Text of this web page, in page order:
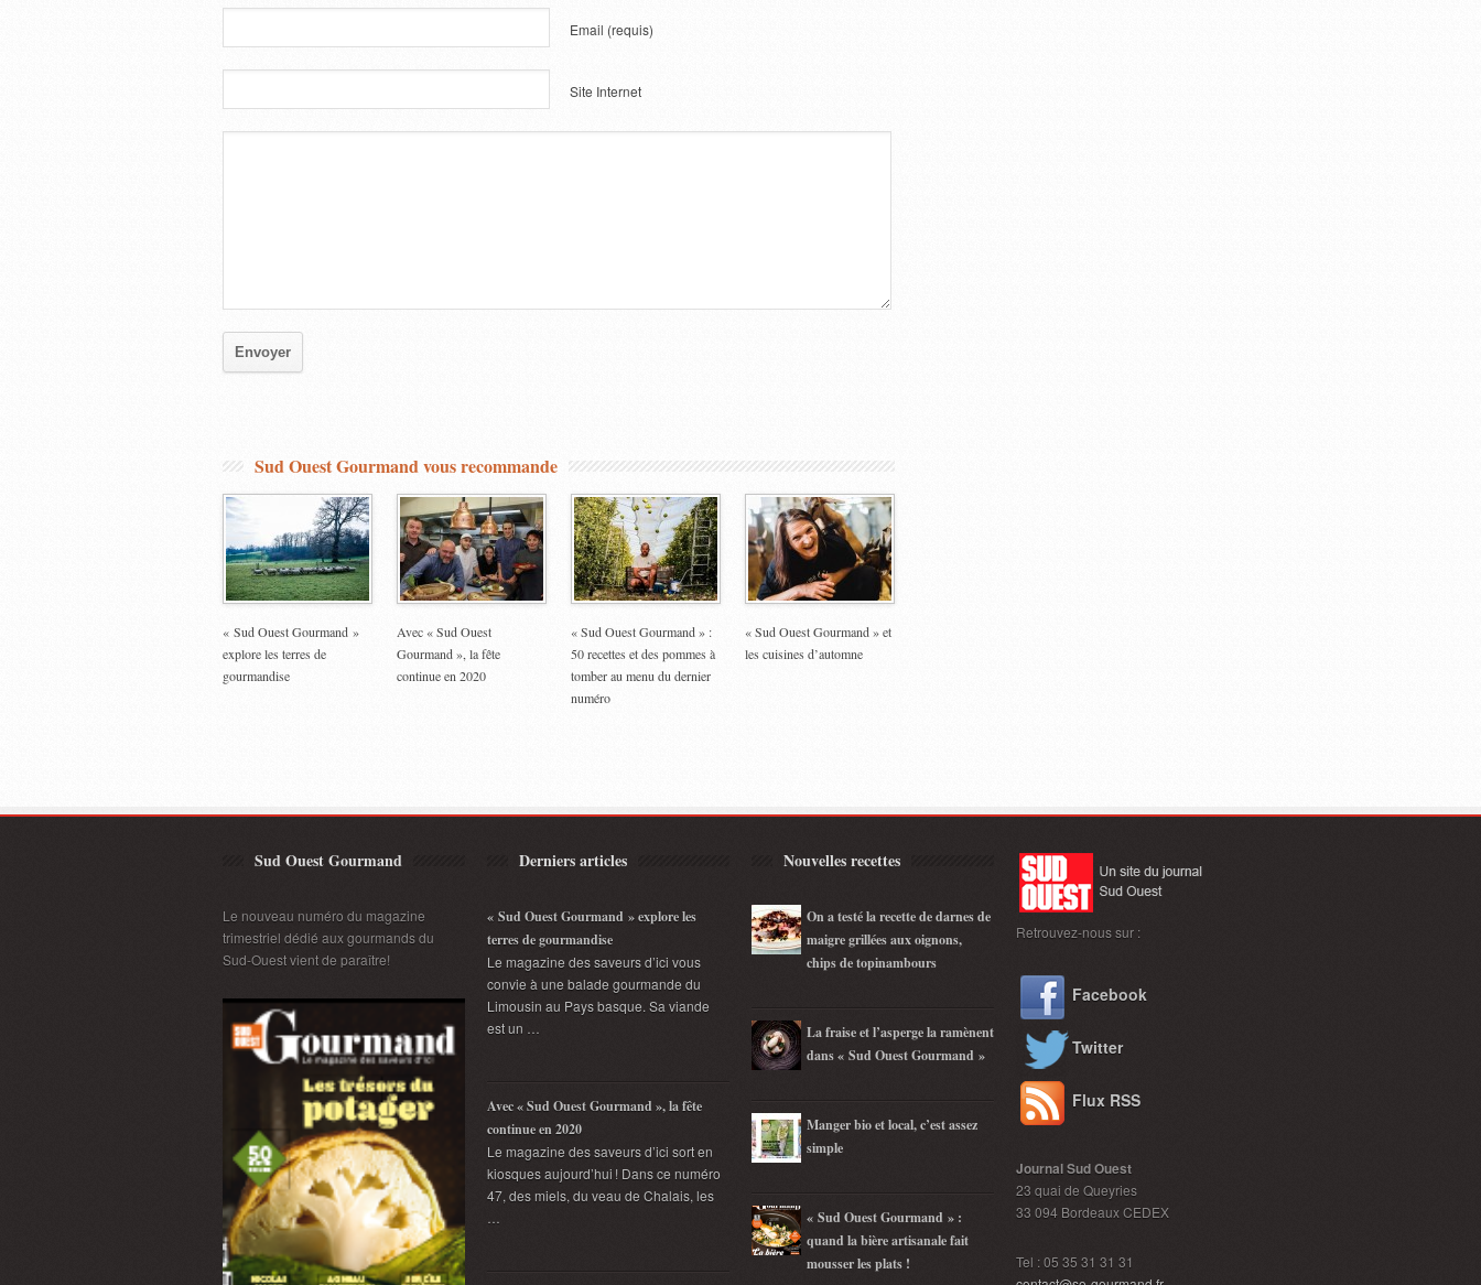
Email (requis)
Site Internet
Sud Ouest Gourmand vous recommande
« Sud Ouest Gourmand »
explore les terres de
gourmandise
Avec « Sud Ouest
Gourmand », la fête
continue en 2020
« Sud Ouest Gourmand » :
50 recettes et des pommes à
tomber au menu du dernier
numéro
« Sud Ouest Gourmand » et
les cuisines d’automne
Sud Ouest Gourmand
Le nouveau numéro du magazine
trimestriel dédié aux gourmands du
Sud-Ouest vient de paraître!
Derniers articles
« Sud Ouest Gourmand » explore les
terres de gourmandise
Le magazine des saveurs d’ici vous
convie à une balade gourmande du
Limousin au Pays basque. Sa viande
est un …
Avec « Sud Ouest Gourmand », la fête
continue en 2020
Le magazine des saveurs d’ici sort en
kiosques aujourd’hui ! Dans ce numéro
47, des miels, du veau de Chalais, les
…
Nouvelles recettes
On a testé la recette de darnes de
maigre grillées aux oignons,
chips de topinambours
La fraise et l’asperge la ramènent
dans « Sud Ouest Gourmand »
Manger bio et local, c’est assez
simple
« Sud Ouest Gourmand » :
quand la bière artisanale fait
mousser les plats !
Retrouvez-nous sur :
Facebook
Twitter
Flux RSS
Journal Sud Ouest
23 quai de Queyries
33 094 Bordeaux CEDEX
Tel : 05 35 31 31 31